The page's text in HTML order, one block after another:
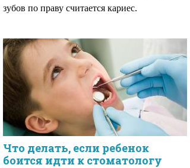
зубов по праву считается кариес.
Что делать, если ребенок
боится идти к стоматологу